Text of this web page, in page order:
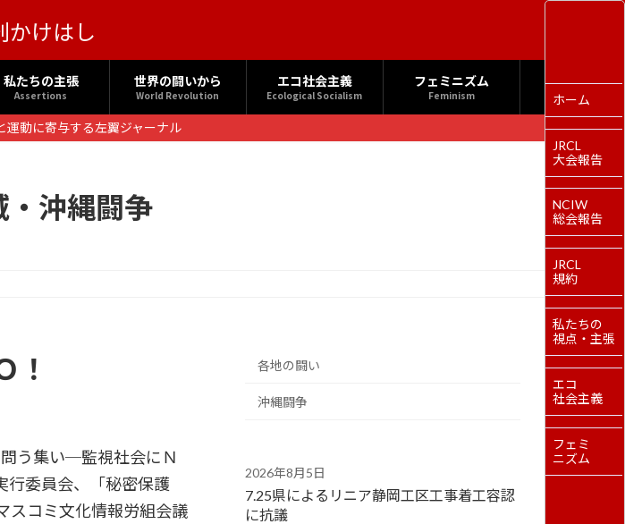
私たちの主張
Assertions
世界の闘いから
World Revolution
エコ社会主義
Ecological Socialism
フェミニズム
Feminism
運動に寄与する左翼ジャーナル
・沖縄闘争
！
う集い─監視社会にＮ
行委員会、「秘密保護
スコミ文化情報労組会議
各地の闘い
沖縄闘争
2026年8月5日
7.25県によるリニア静岡工区工事着工容認
に抗議
ホーム
JRCL
大会報告
NCIW
総会報告
JRCL
規約
私たちの
視点・主張
エコ
社会主義
フェミ
ニズム